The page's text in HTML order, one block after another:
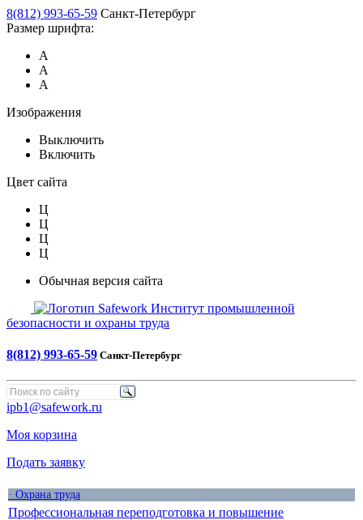
8(812) 993-65-59 Санкт-Петербург
Размер шрифта:
А
А
А
Изображения
Выключить
Включить
Цвет сайта
Ц
Ц
Ц
Ц
Обычная версия сайта
Safework Институт промышленной
безопасности и охраны труда
8(812) 993-65-59 Санкт-Петербург
ipb1@safework.ru
Моя корзина
Подать заявку
· Охрана труда
Профессиональная переподготовка и повышение